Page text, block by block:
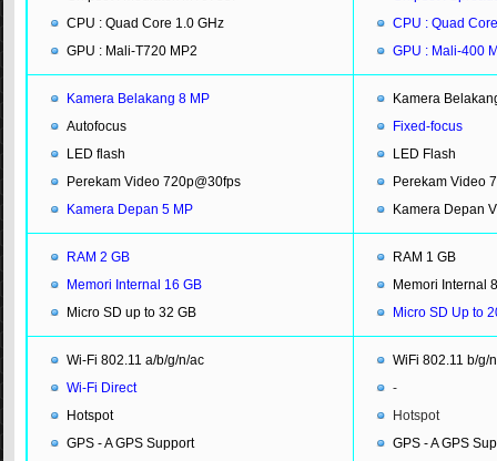
CPU : Quad Core 1.0 GHz
GPU : Mali-T720 MP2
CPU : Quad
GPU : Mali-400
Kamera Belakang 8 MP
Autofocus
LED flash
Perekam Video 720p@30fps
Kamera Depan 5 MP
Kamera
Fixed-focus
LED Flash
Perekam Video
Kamera Depan
RAM 2 GB
Memori Internal 16 GB
Micro SD up to 32 GB
RAM 1 GB
Memori Internal
Micro SD Up to
Wi-Fi 802.11 a/b/g/n/ac
Wi-Fi Direct
Hotspot
GPS - A GPS Support
WiFi 802.11 b/g/n
-
Hotspot
GPS - A GPS